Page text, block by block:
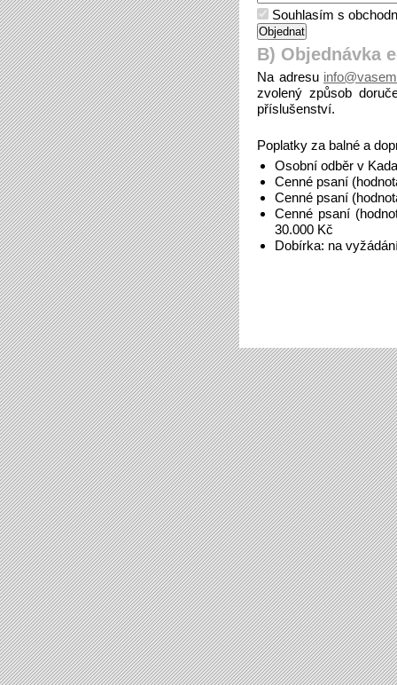
Souhlasím s
B) Objednávka
Na adresu
zvolený způsob
příslušenství.
Poplatky za balné a
Osobní odběr v
Cenné psaní
Cenné psaní
Cenné psaní
30.000 Kč
Dobírka: na